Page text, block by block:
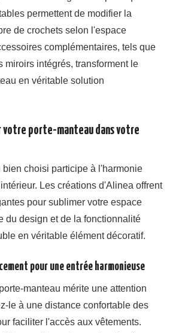
permettent de modifier la
de crochets selon l'espace
complémentaires, tels que
miroirs intégrés, transforment le
en véritable solution
votre porte-manteau dans votre
bien choisi participe à l'harmonie
Les créations d'Alinea offrent
pour sublimer votre espace
du design et de la fonctionnalité
en véritable élément décoratif.
pour une entrée harmonieuse
manteau mérite une attention
le à une distance confortable des
faciliter l'accès aux vêtements.